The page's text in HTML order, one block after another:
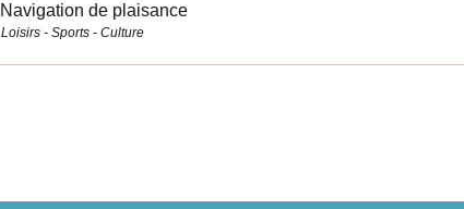
Navigation de plaisance
Loisirs - Sports - Culture